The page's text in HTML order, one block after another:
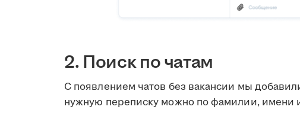
2. Поиск по чатам
С появлением чатов без вакансии мы
нужную переписку можно по фамилии, имени